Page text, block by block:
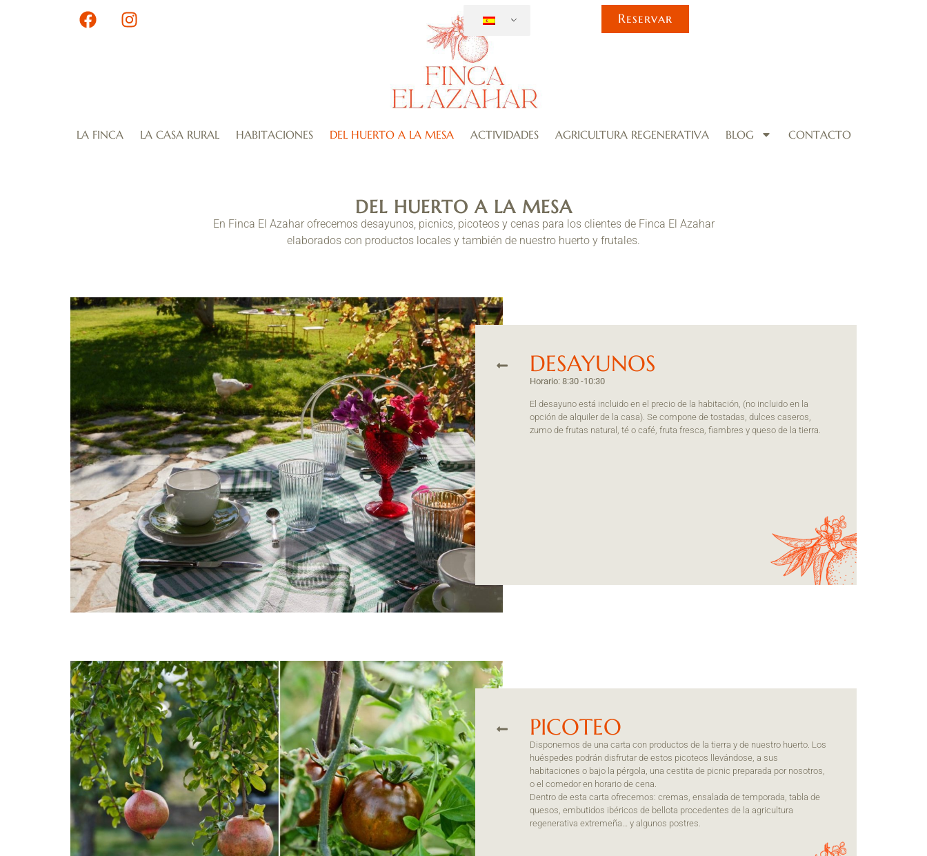
Reservar
LA FINCA LA CASA RURAL HABITACIONES DEL HUERTO A LA MESA ACTIVIDADES AGRICULTURA REGENERATIVA BLOG CONTACTO
DEL HUERTO A LA MESA
En Finca El Azahar ofrecemos desayunos, picnics, picoteos y cenas para los clientes de Finca El Azahar
elaborados con productos locales y también de nuestro huerto y frutales.
DESAYUNOS
Horario: 8:30 -10:30
El desayuno está incluido en el precio de la habitación, (no incluido en la
opción de alquiler de la casa). Se compone de tostadas, dulces caseros,
zumo de frutas natural, té o café, fruta fresca, fiambres y queso de la tierra.
PICOTEO
Disponemos de una carta con productos de la tierra y de nuestro huerto. Los
huéspedes podrán disfrutar de estos picoteos llevándose, a sus
habitaciones o bajo la pérgola, una cestita de picnic preparada por nosotros,
o el comedor en horario de cena.
Dentro de esta carta ofrecemos: cremas, ensalada de temporada, tabla de
quesos, embutidos ibéricos de bellota procedentes de la agricultura
regenerativa extremeña… y algunos postres.